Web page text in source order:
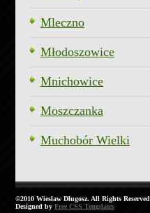
Mleczno
Młodoszowice
Mnichowice
Moszczanka
Muchobór Wielki
©2010 Wiesław Długosz. All Rights Reserved
Designed by Free CSS Templates